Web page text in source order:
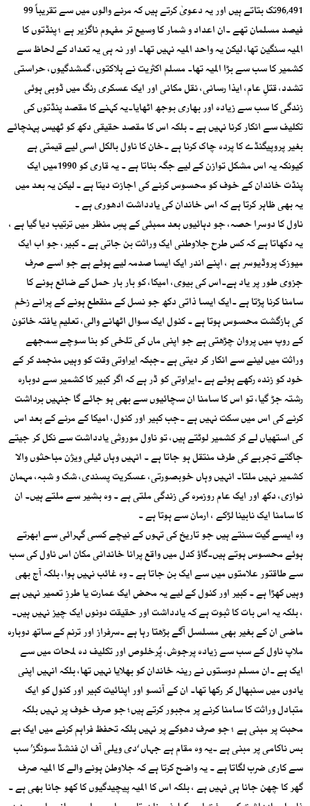
96,491تک بتاتے ہیں اور یہ دعویٰ کرتے ہیں کہ مرنے والوں میں سے تقریباً 99
فیصد مسلمان تھے ۔ان اعداد و شمار کا وسیع تر مفہوم ناگزیر ہے ؛ پنڈتوں کا
المیہ سنگین تھا، لیکن یہ واحد المیہ نہیں تھا۔ اور نہ ہی یہ تعداد کے لحاظ سے
کشمیر کا سب سے بڑا المیہ تھا۔ مسلم اکثریت نے ہلاکتوں، گمشدگیوں، حراستی
تشدد، قتلِ عام، ایذا رسانی، نقل مکانی اور ایک عسکری رنگ میں ڈوبی ہوئی
زندگی کا سب سے زیادہ اور بھاری بوجھ اٹھایا۔یہ کہنے کا مقصد پنڈتوں کی
تکلیف سے انکار کرنا نہیں ہے ۔ بلکہ اس کا مقصد حقیقی دکھ کو ٹھیس پہنچائے
بغیر پروپیگنڈے کا پردہ چاک کرنا ہے ۔خان کا ناول بالکل اسی لیے قیمتی ہے
کیونکہ یہ اس مشکل توازن کے لیے جگہ بناتا ہے ۔ یہ قاری کو 1990میں ایک
پنڈت خاندان کے خوف کو محسوس کرنے کی اجازت دیتا ہے ۔ لیکن یہ بعد میں
یہ بھی ظاہر کرتا ہے کہ اس خاندان کی یادداشت ادھوری ہے ۔
ناول کا دوسرا حصہ، جو دہائیوں بعد ممبئی کے پسِ منظر میں ترتیب دیا گیا ہے ،
یہ دکھاتا ہے کہ کس طرح جلاوطنی ایک وراثت بن جاتی ہے ۔ کبیر، جو اب ایک
میوزک پروڈیوسر ہے ، اپنے اندر ایک ایسا صدمہ لیے ہوئے ہے جو اسے صرف
جزوی طور پر یاد ہے۔اس کی بیوی، امیکا، کو بار بار حمل کے ضائع ہونے کا
سامنا کرنا پڑتا ہے ۔ایک ایسا ذاتی دکھ جو نسل کے منقطع ہونے کے پرانے زخم
کی بازگشت محسوس ہوتا ہے ۔ کنول ایک سوال اٹھانے والی، تعلیم یافتہ خاتون
کے روپ میں پروان چڑھتی ہے جو اپنی ماں کی تلخی کو بنا سوچے سمجھے
وراثت میں لینے سے انکار کر دیتی ہے ۔جبکہ ایراوتی وقت کو وہیں منجمد کر کے
خود کو زندہ رکھے ہوئے ہے ۔ایراوتی کو ڈر ہے کہ اگر کبیر کا کشمیر سے دوبارہ
رشتہ جڑ گیا، تو اس کا سامنا ان سچائیوں سے بھی ہو جائے گا جنہیں برداشت
کرنے کی اس میں سکت نہیں ہے ۔جب کبیر اور کنول، امیکا کے مرنے کے بعد اس
کی استھیاں لے کر کشمیر لوٹتے ہیں، تو ناول موروثی یادداشت سے نکل کر جیتے
جاگتے تجربے کی طرف منتقل ہو جاتا ہے ۔ انہیں وہاں ٹیلی ویژن مباحثوں والا
کشمیر نہیں ملتا۔ انہیں وہاں خوبصورتی، عسکریت پسندی، شک و شبہ، مہمان
نوازی، دکھ اور ایک عام روزمرہ کی زندگی ملتی ہے ۔ وہ بشیر سے ملتے ہیں۔ ان
کا سامنا ایک نابینا لڑکے ، ارمان سے ہوتا ہے ۔
وہ ایسے گیت سنتے ہیں جو تاریخ کی تہوں کے نیچے کسی گہرائی سے ابھرتے
ہوئے محسوس ہوتے ہیں۔گاؤ کدل میں واقع پرانا خاندانی مکان اس ناول کی سب
سے طاقتور علامتوں میں سے ایک بن جاتا ہے ۔ وہ غائب نہیں ہوا، بلکہ آج بھی
وہیں کھڑا ہے ۔ کبیر اور کنول کے لیے یہ محض ایک عمارت یا طرزِ تعمیر نہیں ہے
، بلکہ یہ اس بات کا ثبوت ہے کہ یادداشت اور حقیقت دونوں ایک چیز نہیں ہیں۔
ماضی ان کے بغیر بھی مسلسل آگے بڑھتا رہا ہے ۔سرفراز اور ترنم کے ساتھ دوبارہ
ملاپ ناول کے سب سے زیادہ پرجوش، پُرخلوص اور تکلیف دہ لمحات میں سے
ایک ہے ۔ان مسلم دوستوں نے رینہ خاندان کو بھلایا نہیں تھا، بلکہ انہیں اپنی
یادوں میں سنبھال کر رکھا تھا۔ ان کے آنسو اور اپنائیت کبیر اور کنول کو ایک
متبادل وراثت کا سامنا کرنے پر مجبور کرتے ہیں؛ جو صرف خوف پر نہیں بلکہ
محبت پر مبنی ہے ؛ جو صرف دھوکے پر نہیں بلکہ تحفظ فراہم کرنے میں ایک بے
بس ناکامی پر مبنی ہے ۔یہ وہ مقام ہے جہاں ‘دی ویلی آف ان فنشڈ سونگز’ سب
سے کاری ضرب لگاتا ہے ۔ یہ واضح کرتا ہے کہ جلاوطن ہونے والے کا المیہ صرف
گھر کا چھن جانا ہی نہیں ہے ، بلکہ اس کا المیہ پیچیدگیوں کا کھو جانا بھی ہے ۔